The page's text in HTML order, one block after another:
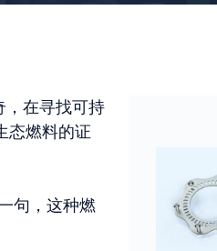
在寻找可持
态燃料的证
句，这种燃